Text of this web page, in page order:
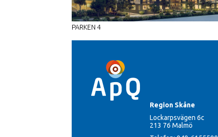
PARKEN 4
Region Skåne
Lockarpsvägen 6c
213 76 Malmö